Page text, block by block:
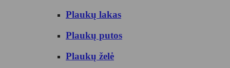
Plaukų lakas
Plaukų putos
Plaukų želė